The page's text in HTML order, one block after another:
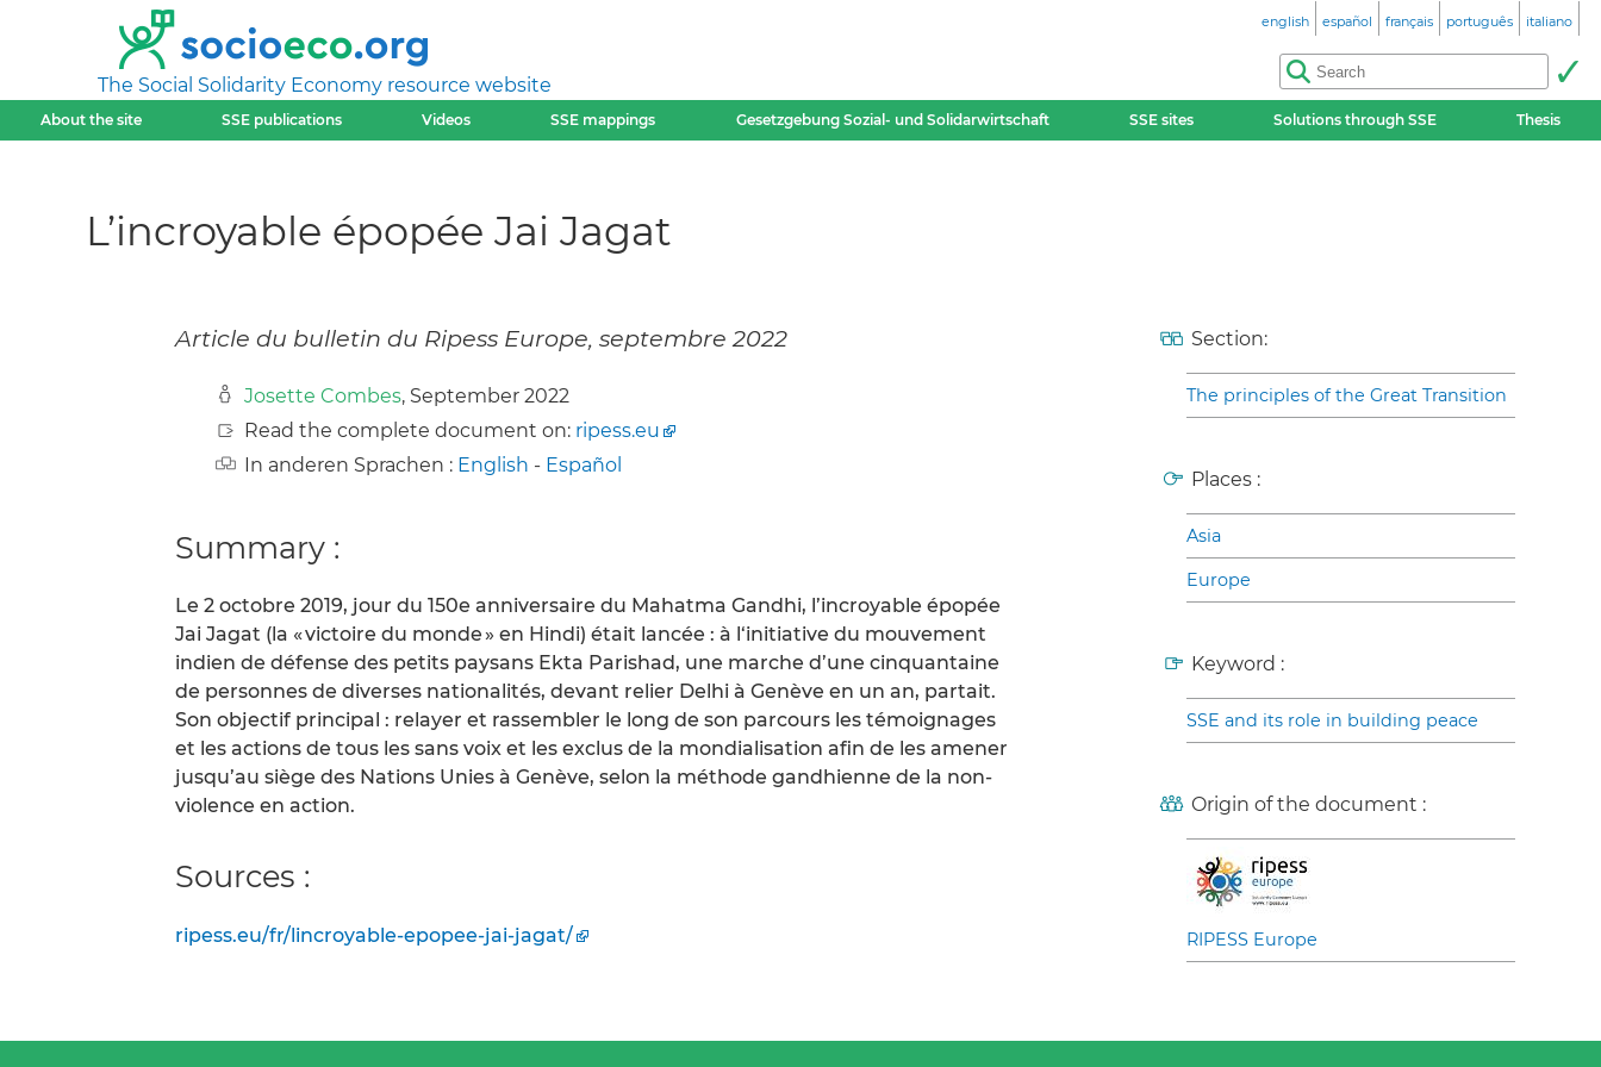
The Social Solidarity Economy resource website
english español français português italiano
About the site SSE publications Videos SSE mappings Gesetzgebung Sozial- und Solidarwirtschaft SSE sites Solutions through SSE Thesis
L’incroyable épopée Jai Jagat
Article du bulletin du Ripess Europe, septembre 2022
Josette Combes, September 2022
Read the complete document on: ripess.eu
In anderen Sprachen : English - Español
Summary :
Le 2 octobre 2019, jour du 150e anniversaire du Mahatma Gandhi, l’incroyable épopée
Jai Jagat (la « victoire du monde » en Hindi) était lancée : à l‘initiative du mouvement
indien de défense des petits paysans Ekta Parishad, une marche d’une cinquantaine
de personnes de diverses nationalités, devant relier Delhi à Genève en un an, partait.
Son objectif principal : relayer et rassembler le long de son parcours les témoignages
et les actions de tous les sans voix et les exclus de la mondialisation afin de les amener
jusqu’au siège des Nations Unies à Genève, selon la méthode gandhienne de la non-
violence en action.
Sources :
ripess.eu/fr/lincroyable-epopee-jai-jagat/
Section:
The principles of the Great Transition
Places :
Asia
Europe
Keyword :
SSE and its role in building peace
Origin of the document :
RIPESS Europe